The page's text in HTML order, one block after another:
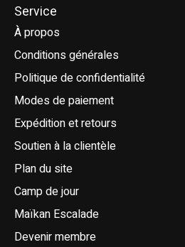
Service
À propos
Conditions générales
Politique de confidentialité
Modes de paiement
Expédition et retours
Soutien à la clientèle
Plan du site
Camp de jour
Maïkan Escalade
Devenir membre